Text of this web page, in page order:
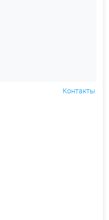
Контакты